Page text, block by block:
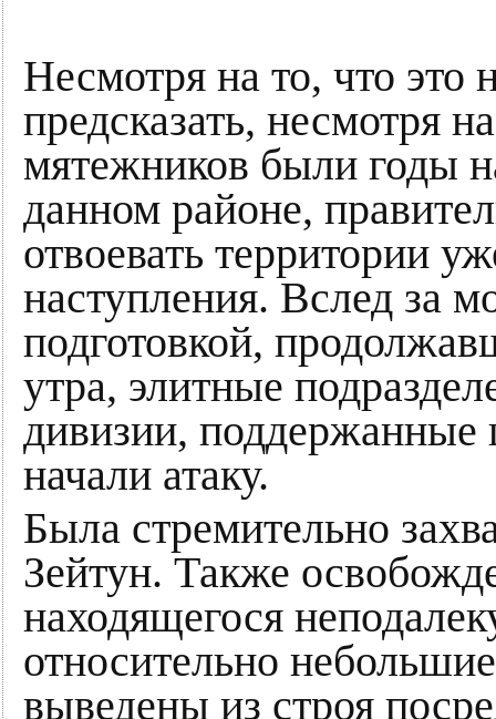
Несмотря на то, что это
предсказать, несмотря
мятежников были годы
данном районе,
отвоевать территории
наступления. Вслед за
подготовкой,
утра, элитные
дивизии,
начали атаку.
Была стремительно
Зейтун. Также
находящегося
относительно
выведены из строя